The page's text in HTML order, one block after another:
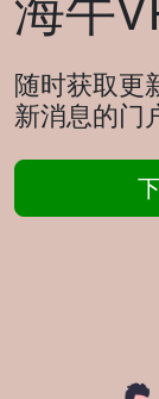
随时获取更
新消息的门